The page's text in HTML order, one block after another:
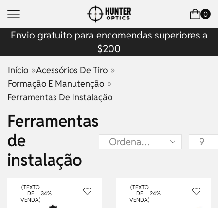
0
Envio gratuito para encomendas superiores a
$200
Início »Acessórios De Tiro »
Formação E Manutenção »
Ferramentas De Instalação
Ferramentas
de
instalação
(TEXTO
DE
VENDA)
34%
(TEXTO
DE
VENDA)
24%